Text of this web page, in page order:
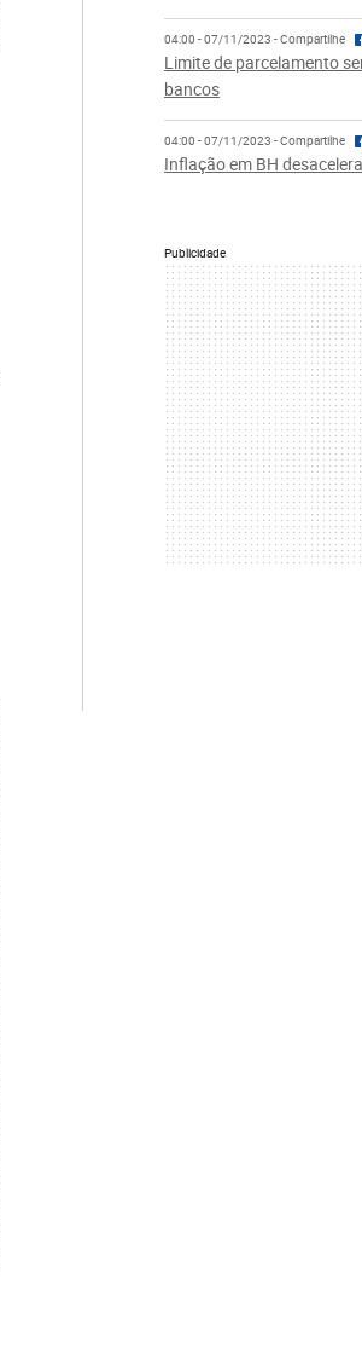
04:00 - 07/11/2023 - Compartilhe
Limite de parcelamento
bancos
04:00 - 07/11/2023 - Compartilhe
Inflação em BH
Publicidade